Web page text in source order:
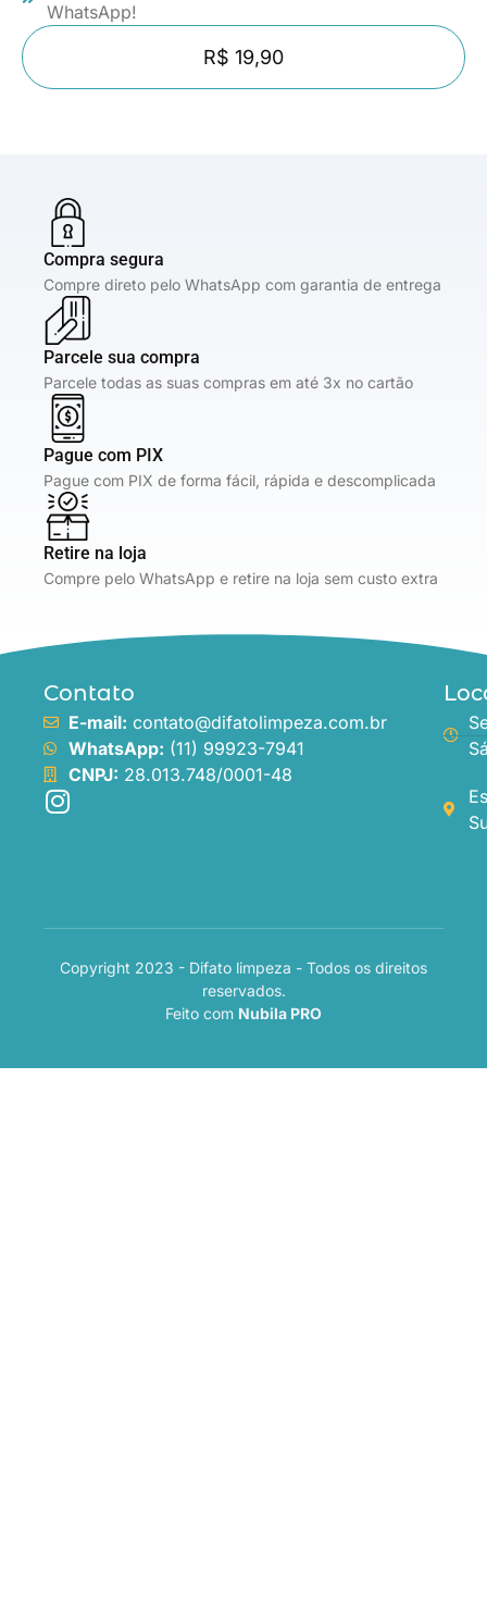
WhatsApp!
R$ 19,90
Compra segura
Compre direto pelo WhatsApp com garantia de entrega
Parcele sua compra
Parcele todas as suas compras em até 3x no cartão
Pague com PIX
Pague com PIX de forma fácil, rápida e descomplicada
Retire na loja
Compre pelo WhatsApp e retire na loja sem custo extra
Contato
E-mail: contato@difatolimpeza.com.br
WhatsApp: (11) 99923-7941
CNPJ: 28.013.748/0001-48
Copyright 2023 - Difato limpeza - Todos os direitos
reservados.
Feito com Nubila PRO